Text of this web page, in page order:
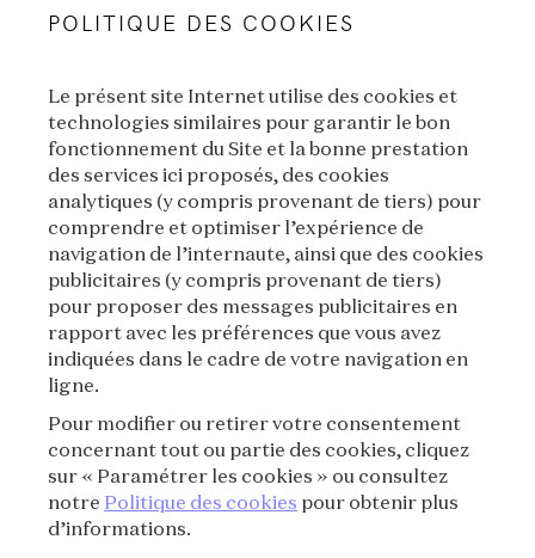
VAN CLEEF & ARPELS
MENTIONS LÉGALES
CONDITIONS GÉNÉRALES DE VENTE
CONDITIONS D'UTILISATION
POLITIQUE DE CONFIDENTIALITÉ
CRÉDITS
POLITIQUE DES COOKIES
Le présent site Internet utilise des cookies et
technologies similaires pour garantir le bon
fonctionnement du Site et la bonne prestation
des services ici proposés, des cookies
analytiques (y compris provenant de tiers) pour
comprendre et optimiser l’expérience de
navigation de l’internaute, ainsi que des cookies
publicitaires (y compris provenant de tiers)
pour proposer des messages publicitaires en
rapport avec les préférences que vous avez
indiquées dans le cadre de votre navigation en
ligne.
Pour modifier ou retirer votre consentement
concernant tout ou partie des cookies, cliquez
sur « Paramétrer les cookies » ou consultez
notre Politique des cookies pour obtenir plus
d’informations.